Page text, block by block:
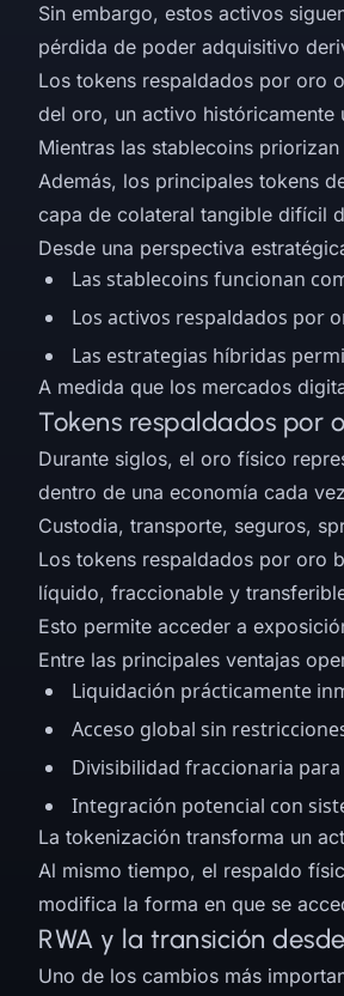
Sin embargo, estos activos
pérdida de poder adquisitivo
Los tokens respaldados por oro
del oro, un activo
Mientras las stablecoins
Además, los principales tokens
capa de colateral tangible difícil
Desde una perspectiva
Las stablecoins funcionan
Los activos respaldados por
Las estrategias híbridas
A medida que los mercados
Tokens respaldados por
Durante siglos, el oro físico
dentro de una economía cada
Custodia, transporte, seguros,
Los tokens respaldados por oro
líquido, fraccionable y
Esto permite acceder a
Entre las principales ventajas
Liquidación prácticamente
Acceso global sin
Divisibilidad fraccionaria
Integración potencial con
La tokenización transforma un
Al mismo tiempo, el respaldo
modifica la forma en que se
RWA y la transición
Uno de los cambios más